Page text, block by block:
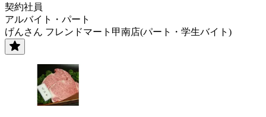
契約社員
アルバイト・パート
げんさん フレンドマート甲南店(パート・学生バイト)